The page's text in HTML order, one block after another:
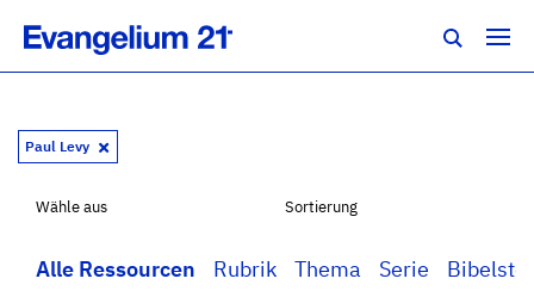
Paul Levy
Wähle aus
Alle Ressourcen Rubrik Thema Serie
Sortierung